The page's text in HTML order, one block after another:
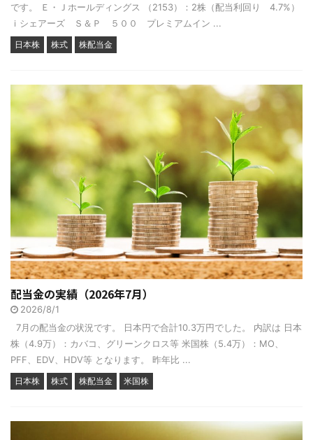
です。 Ｅ・Ｊホールディングス （2153）：2株（配当利回り 4.7%）
ｉシェアーズ Ｓ＆Ｐ ５００ プレミアムイン ...
日本株 株式 株配当金
配当金の実績（2026年7月）
2026/8/1
7月の配当金の状況です。 日本円で合計10.3万円でした。 内訳は 日本
株（4.9万）：カバコ、グリーンクロス等 米国株（5.4万）：MO、
PFF、EDV、HDV等 となります。 昨年比 ...
日本株 株式 株配当金 米国株